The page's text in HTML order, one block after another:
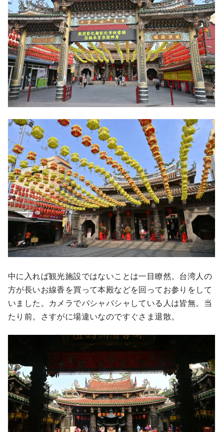
中に入れば観光施設ではないことは一目瞭然。台湾人の
方が長いお線香を買って本殿などを回ってお参りをして
いました。カメラでパシャパシャしている人は皆無。当
たり前。さすがに場違いなのですぐさま退散。